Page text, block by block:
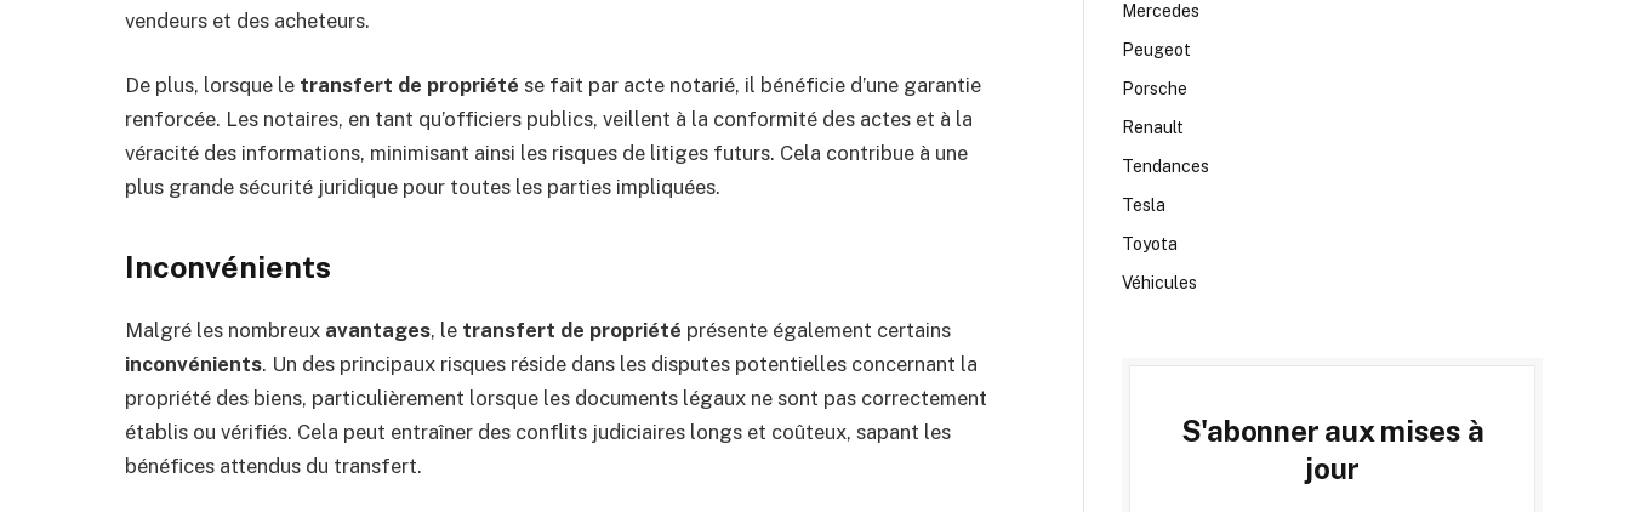
vendeurs et des acheteurs.
De plus, lorsque le transfert de propriété se fait par acte notarié, il bénéficie d’une garantie
renforcée. Les notaires, en tant qu’officiers publics, veillent à la conformité des actes et à la
véracité des informations, minimisant ainsi les risques de litiges futurs. Cela contribue à une
plus grande sécurité juridique pour toutes les parties impliquées.
Inconvénients
Malgré les nombreux avantages, le transfert de propriété présente également certains
inconvénients. Un des principaux risques réside dans les disputes potentielles concernant la
propriété des biens, particulièrement lorsque les documents légaux ne sont pas correctement
établis ou vérifiés. Cela peut entraîner des conflits judiciaires longs et coûteux, sapant les
bénéfices attendus du transfert.
Mercedes
Peugeot
Porsche
Renault
Tendances
Tesla
Toyota
Véhicules
S'abonner aux mises à
jour